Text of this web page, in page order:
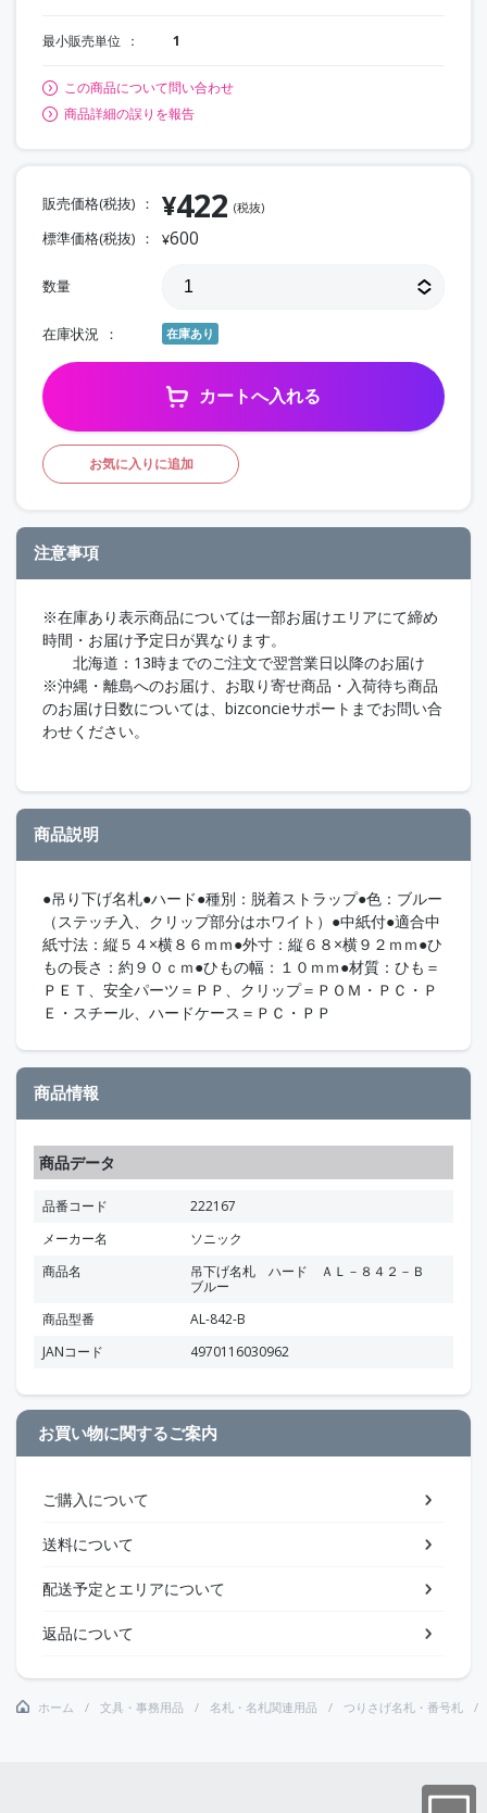
最小販売単位 1
この商品について問い合わせ
商品詳細の誤りを報告
販売価格(税抜) ¥422 (税抜)
標準価格(税抜) ¥600
数量
在庫状況 在庫あり
カートへ入れる
お気に入りに追加
注意事項
※在庫あり表示商品については一部お届けエリアにて締め
時間・お届け予定日が異なります。
北海道：13時までのご注文で翌営業日以降のお届け
※沖縄・離島へのお届け、お取り寄せ商品・入荷待ち商品
のお届け日数については、bizconcieサポートまでお問い合
わせください。
商品説明
●吊り下げ名札●ハード●種別：脱着ストラップ●色：ブルー
（ステッチ入、クリップ部分はホワイト）●中紙付●適合中
紙寸法：縦５４×横８６ｍｍ●外寸：縦６８×横９２ｍｍ●ひ
もの長さ：約９０ｃｍ●ひもの幅：１０ｍｍ●材質：ひも＝
ＰＥＴ、安全パーツ＝ＰＰ、クリップ＝ＰＯＭ・ＰＣ・Ｐ
Ｅ・スチール、ハードケース＝ＰＣ・ＰＰ
商品情報
商品データ
品番コード
222167
メーカー名
ソニック
商品名
吊下げ名札 ハード ＡＬ－８４２－Ｂ
ブルー
商品型番
AL-842-B
JANコード
4970116030962
お買い物に関するご案内
ご購入について
送料について
配送予定とエリアについて
返品について
ホーム 文具・事務用品 名札・名札関連用品 つりさげ名札・番号札